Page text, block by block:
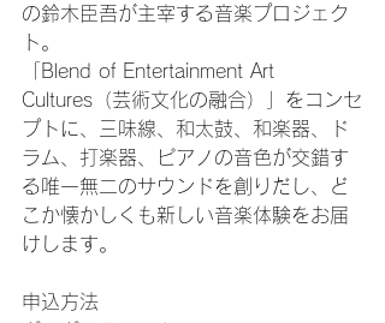
の鈴木臣吾が主宰する音楽プロジェク
ト。
「Blend of Entertainment Art
Cultures（芸術文化の融合）」をコンセ
プトに、三味線、和太鼓、和楽器、ド
ラム、打楽器、ピアノの音色が交錯す
る唯一無二のサウンドを創りだし、ど
こか懐かしくも新しい音楽体験をお届
けします。
申込方法